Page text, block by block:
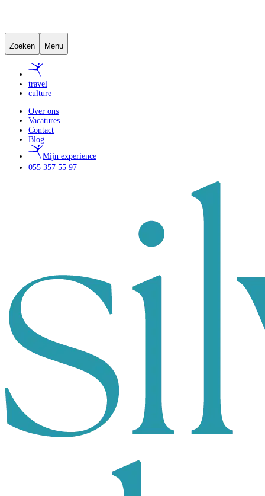
Zoeken Menu
travel
culture
Over ons
Vacatures
Contact
Blog
Mijn experience
055 357 55 97